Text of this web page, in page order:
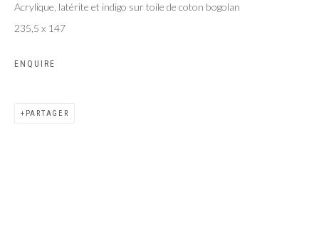
Privacy Policy
Acrylique, latérite et indigo sur toile de coton bogolan
235,5 x 147
ENQUIRE
PARTAGER